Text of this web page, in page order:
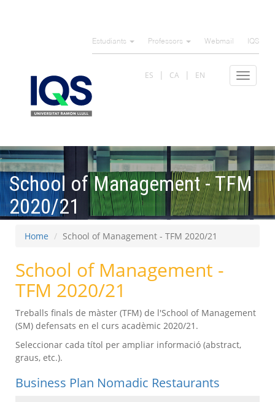
Estudiants Professors Webmail IQS
Toggle
ES CA EN
School of Management - TFM
2020/21
Home School of Management - TFM 2020/21
School of Management -
TFM 2020/21
Treballs finals de màster (TFM) de l'School of Management
(SM) defensats en el curs acadèmic 2020/21.
Seleccionar cada títol per ampliar informació (abstract,
graus, etc.).
Business Plan Nomadic Restaurants